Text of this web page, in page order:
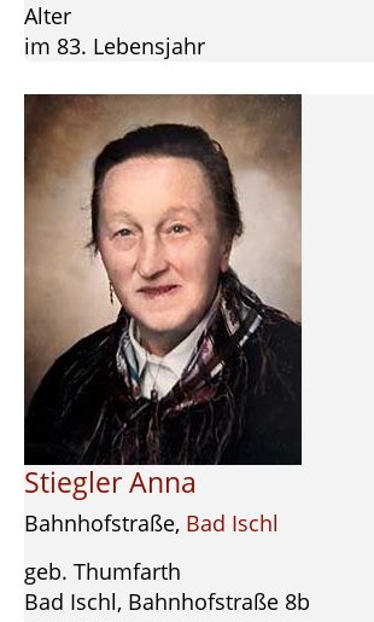
Alter
im 83. Lebensjahr
Stiegler Anna
Bahnhofstraße, Bad Ischl
geb. Thumfarth
Bad Ischl, Bahnhofstraße 8b